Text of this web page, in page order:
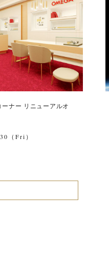
ーナー リニューアルオ
（Fri）